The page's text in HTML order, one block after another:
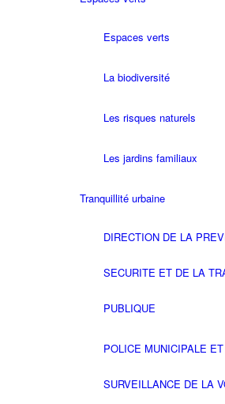
Espaces verts
La biodiversité
Les risques naturels
Les jardins familiaux
Tranquillité urbaine
DIRECTION DE LA
SECURITE ET DE LA
PUBLIQUE
POLICE MUNICIPALE
SURVEILLANCE DE LA